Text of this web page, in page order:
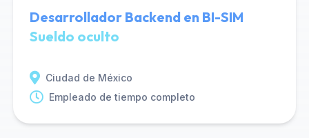
Desarrollador Backend en BI-SIM
Sueldo oculto
Ciudad de México
Empleado de tiempo completo